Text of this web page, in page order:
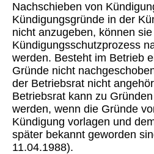
Nachschieben von
Kündigungsgründe in der
nicht anzugeben, können sie
Kündigungsschutzprozess
werden. Besteht im Betrieb
Gründe nicht
der Betriebsrat nicht
Betriebsrat kann zu
werden, wenn die Gründe
Kündigung vorlagen und
später bekannt geworden
11.04.1988).